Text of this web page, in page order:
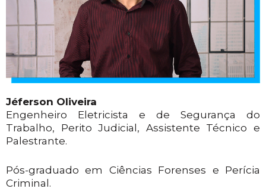
Jéferson Oliveira
Engenheiro Eletricista e de Segurança do
Trabalho, Perito Judicial, Assistente Técnico e
Palestrante.
Pós-graduado em Ciências Forenses e Perícia
Criminal.